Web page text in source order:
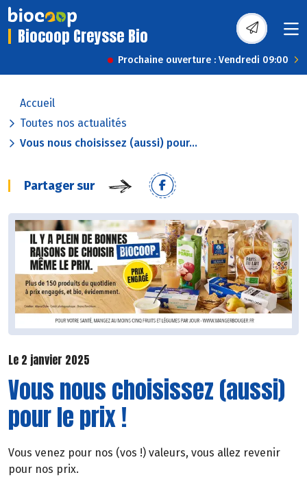
Biocoop Creysse Bio
Prochaine ouverture : Vendredi 09:00
Accueil
Toutes nos actualités
Vous nous choisissez (aussi) pour...
Partager sur
Le 2 janvier 2025
Vous nous choisissez (aussi)
pour le prix !
Vous venez pour nos (vos !) valeurs, vous allez revenir
pour nos prix.